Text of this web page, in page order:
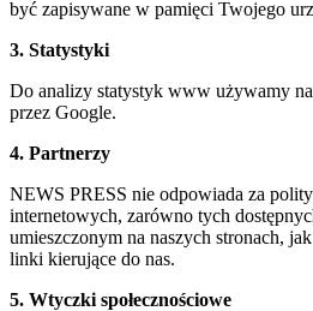
być zapisywane w pamięci Twojego
3. Statystyki
Do analizy statystyk www używamy
przez Google.
4. Partnerzy
NEWS PRESS nie odpowiada za
internetowych, zarówno tych
umieszczonym na naszych stronach,
linki kierujące do nas.
5. Wtyczki społecznościowe